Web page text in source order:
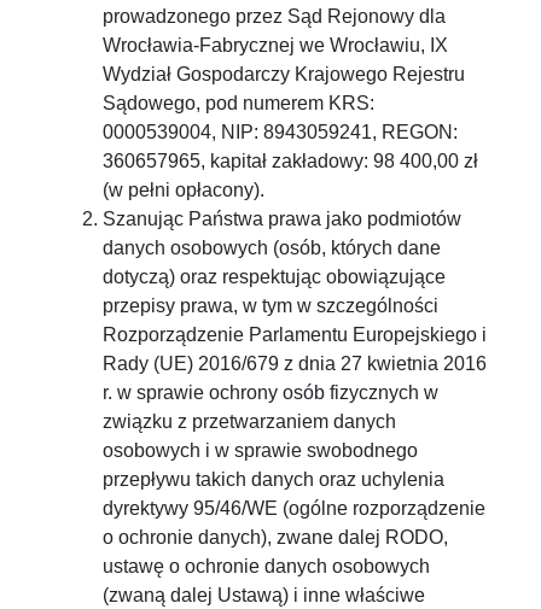
prowadzonego przez Sąd Rejonowy dla
Wrocławia-Fabrycznej we Wrocławiu, IX
Wydział Gospodarczy Krajowego Rejestru
Sądowego, pod numerem KRS:
0000539004, NIP: 8943059241, REGON:
360657965, kapitał zakładowy: 98 400,00 zł
(w pełni opłacony).
Szanując Państwa prawa jako podmiotów
danych osobowych (osób, których dane
dotyczą) oraz respektując obowiązujące
przepisy prawa, w tym w szczególności
Rozporządzenie Parlamentu Europejskiego i
Rady (UE) 2016/679 z dnia 27 kwietnia 2016
r. w sprawie ochrony osób fizycznych w
związku z przetwarzaniem danych
osobowych i w sprawie swobodnego
przepływu takich danych oraz uchylenia
dyrektywy 95/46/WE (ogólne rozporządzenie
o ochronie danych), zwane dalej RODO,
ustawę o ochronie danych osobowych
(zwaną dalej Ustawą) i inne właściwe